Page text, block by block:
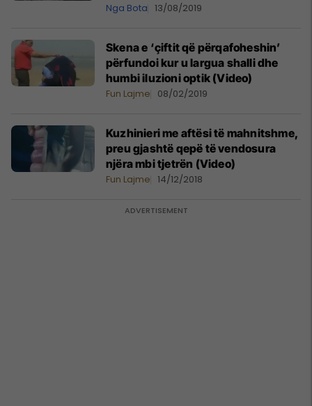
thika
Nga Bota 13/08/2019
Skena e ‘çiftit që përqafoheshin’
përfundoi kur u largua shalli dhe
humbi iluzioni optik (Video)
Fun Lajme 08/02/2019
Kuzhinieri me aftësi të mahnitshme,
preu gjashtë qepë të vendosura
njëra mbi tjetrën (Video)
Fun Lajme 14/12/2018